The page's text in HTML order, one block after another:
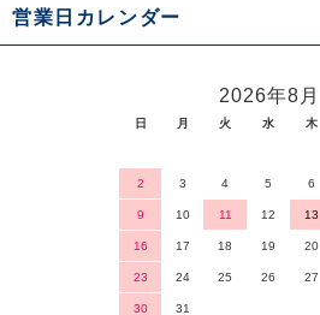
営業日カレンダー
2026年8月
日 月 火 水 木
2 3 4 5 6
9 10 11 12 13
16 17 18 19 20
23 24 25 26 27
30 31